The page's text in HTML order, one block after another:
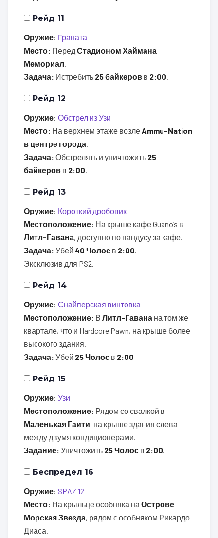
Рейд 11
Оружие: Граната
Место: Перед Стадионом Хаймана
Мемориал
Задача: Истребить 25 байкеров в 2:00
Рейд 12
Оружие: Обстрел из Узи
Место: На верхнем этаже возле Ammu-Nation
в центре города
Задача: Обстрелять и уничтожить 25
байкеров в 2:00
Рейд 13
Оружие: Короткий дробовик
Местоположение: На крыше кафе Guano’s в
Литл-Гавана, доступно по пандусу за кафе.
Задача: Убей 40 Чолос в 2:00
Эксклюзив для PS2.
Рейд 14
Оружие: Снайперская винтовка
Местоположение: В Литл-Гавана на том же
квартале, что и Hardcore Pawn, на крыше более
высокого здания.
Задача: Убей 25 Чолос в 2:00
Рейд 15
Оружие: Узи
Местоположение: Рядом со свалкой в
Маленькая Гаити, на крыше здания слева
между двумя кондиционерами.
Задание: Уничтожить 25 Чолос в 2:00
Беспредел 16
Оружие: SPAZ 12
Место: На крыльце особняка на Острове
Морская Звезда, рядом с особняком Рикардо
Диаса.